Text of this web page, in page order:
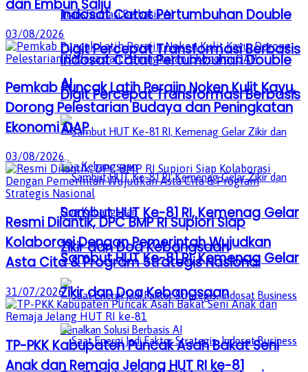
Indosat Catat Pertumbuhan Double
Digit Percepat Transformasi Berbasis
AI
Sambut HUT Ke-81 RI, Kemenag Gelar
Zikir dan Doa Kebangsaan
Indosat Catat Pertumbuhan Double
Digit Percepat Transformasi Berbasis
AI
Sambut HUT Ke-81 RI, Kemenag Gelar
Zikir dan Doa Kebangsaan
dan Embun Salju
03/08/2026
Pemkab Puncak Latih Perajin Noken Kulit Kayu,
Dorong Pelestarian Budaya dan Peningkatan
Ekonomi OAP
03/08/2026
Resmi Dilantik, DPC BMP RI Supiori Siap
Kolaborasi Dengan Pemerintah Wujudkan
Asta Cita & Program Strategis Nasional
31/07/2026
TP-PKK Kabupaten Puncak Asah Bakat Seni
Anak dan Remaja Jelang HUT RI ke-81